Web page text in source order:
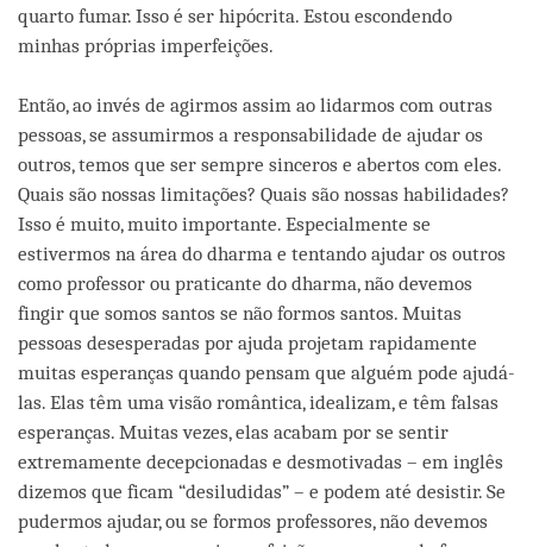
quarto fumar. Isso é ser hipócrita. Estou escondendo
minhas próprias imperfeições.
Então, ao invés de agirmos assim ao lidarmos com outras
pessoas, se assumirmos a responsabilidade de ajudar os
outros, temos que ser sempre sinceros e abertos com eles.
Quais são nossas limitações? Quais são nossas habilidades?
Isso é muito, muito importante. Especialmente se
estivermos na área do dharma e tentando ajudar os outros
como professor ou praticante do dharma, não devemos
fingir que somos santos se não formos santos. Muitas
pessoas desesperadas por ajuda projetam rapidamente
muitas esperanças quando pensam que alguém pode ajudá-
las. Elas têm uma visão romântica, idealizam, e têm falsas
esperanças. Muitas vezes, elas acabam por se sentir
extremamente decepcionadas e desmotivadas – em inglês
dizemos que ficam “desiludidas” – e podem até desistir. Se
pudermos ajudar, ou se formos professores, não devemos